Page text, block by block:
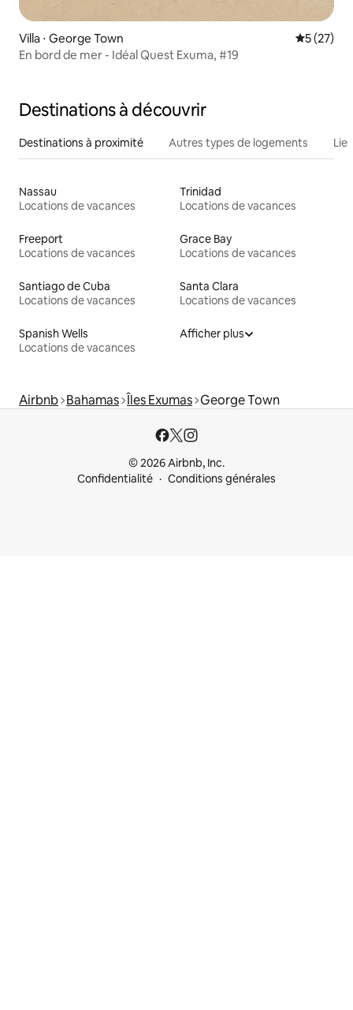
Villa ⋅ George Town
5 (27)
En bord de mer - Idéal Quest Exuma, #19
Destinations à découvrir
Destinations à proximité Autres types de logements
Nassau
Locations de vacances
Trinidad
Locations de vacances
Freeport
Locations de vacances
Grace Bay
Locations de vacances
Santiago de Cuba
Locations de vacances
Santa Clara
Locations de vacances
Spanish Wells
Locations de vacances
Afficher plus
Airbnb Bahamas Îles Exumas George Town
© 2026 Airbnb, Inc.
Confidentialité
Conditions générales